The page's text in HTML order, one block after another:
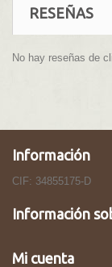
RESEÑAS
No hay reseñas de
Información
CIF: 34855175-D
Información
Mi cuenta